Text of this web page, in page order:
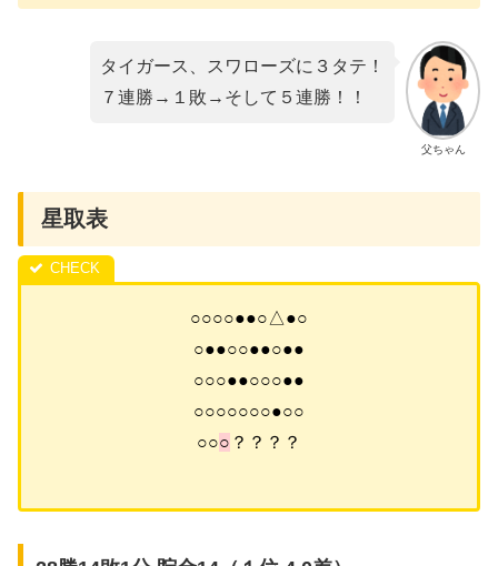
父ちゃん
タイガース、スワローズに３タテ！
７連勝→１敗→そして５連勝！！
星取表
○○○○●●○△●○
○●●○○●●○●●
○○○●●○○○●●
○○○○○○○●○○
○○○ ？？？？